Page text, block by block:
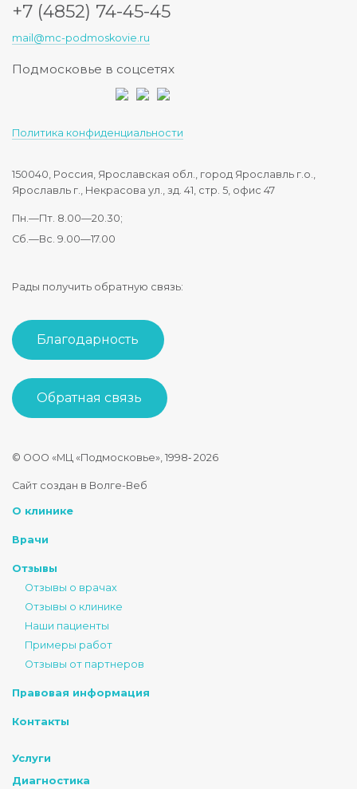
+7 (4852) 74-45-45
mail@mc-podmoskovie.ru
Подмосковье в соцсетях
Политика конфиденциальности
150040, Россия, Ярославская обл., город Ярославль г.о.,
Ярославль г., Некрасова ул., зд. 41, стр. 5, офис 47
Пн.—Пт. 8.00—20.30;
Сб.—Вс. 9.00—17.00
Рады получить обратную связь:
Благодарность
Обратная связь
© ООО «МЦ «Подмосковье», 1998‑ 2026
Стоматология Подмосковье
+7 4852 74-45-45
Сайт создан в Волге-Веб
О клинике
Врачи
Отзывы
Отзывы о врачах
Отзывы о клинике
Наши пациенты
Примеры работ
Отзывы от партнеров
Правовая информация
Контакты
Услуги
Диагностика